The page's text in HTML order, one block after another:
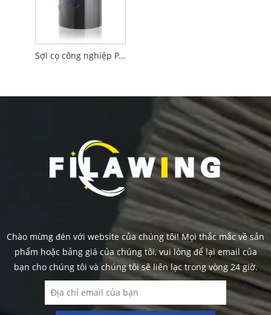
Sợi cọ công nghiệp PA 6
Chào mừng đén với website của chúng tôi! Mọi thắc mắc về sản
phẩm hoặc bảng giá của chúng tôi, vui lòng để lại email của
bạn cho chúng tôi và chúng tôi sẽ liên lạc trong vòng 24 giờ.